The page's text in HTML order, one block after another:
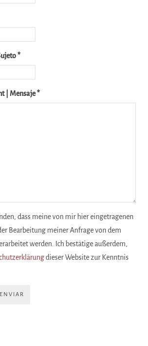
*
| Mensaje *
dass meine von mir hier eingetragenen
Bearbeitung meiner Anfrage von dem
werden. Ich bestätige außerdem,
dieser Website zur Kenntnis